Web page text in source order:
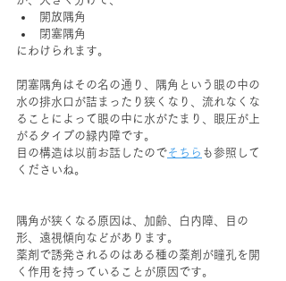
開放隅角
閉塞隅角
にわけられます。
閉塞隅角はその名の通り、隅角という眼の中の
水の排水口が詰まったり狭くなり、流れなくな
ることによって眼の中に水がたまり、眼圧が上
がるタイプの緑内障です。
目の構造は以前お話したのでそちら も参照して
くださいね。
隅角が狭くなる原因は、加齢、白内障、目の
形、遠視傾向などがあります。
薬剤で誘発されるのはある種の薬剤が瞳孔を開
く作用を持っていることが原因です。